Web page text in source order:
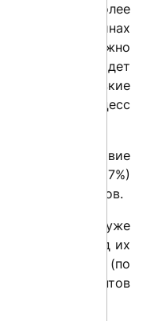
— наиболее
о причинах
Здесь важно
речь идет
ERP. Есть узкие
процесс
задачей.
и отсутствие
систем (27%)
факторов.
верит уже
За год их
вдвое (по
22% респондентов